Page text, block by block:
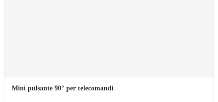
Mini pulsante 90° per telecomandi